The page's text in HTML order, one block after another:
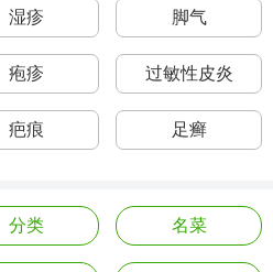
湿疹 脚气
疱疹 过敏性皮炎
疤痕 足癣
分类 名菜